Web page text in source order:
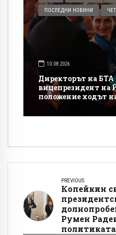
ПОСЛЕДНИ НОВИНИ
10.08.2026
Директорът на БТА
вицепрезидент на
положение ходът
Николов!
PREVIOUS
Копейкин
Румен
политиката